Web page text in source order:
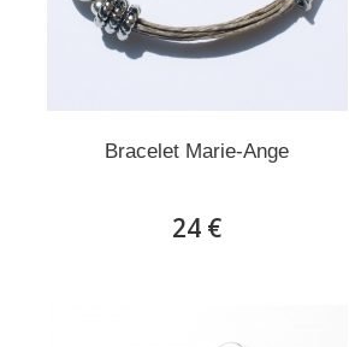
Bracelet Marie-Ange
24 €